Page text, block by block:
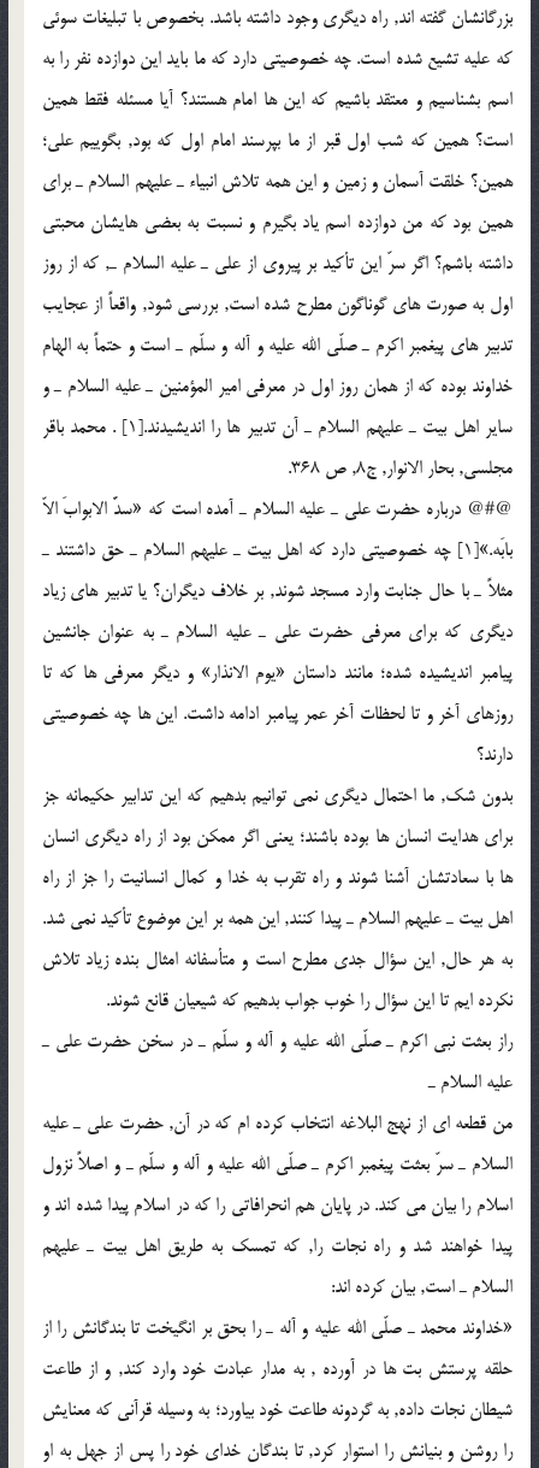
بزرگانشان گفته اند, راه ديگري وجود داشته باشد. بخصوص با تبليغات سوئي
كه عليه تشيع شده است. چه خصوصيتي دارد كه ما بايد اين دوازده نفر را به
اسم بشناسيم و معتقد باشيم كه اين ها امام هستند؟ آيا مسئله فقط همين
است؟ همين كه شب اول قبر از ما بپرسند امام اول كه بود, بگوييم علي؛
همين؟ خلقت آسمان و زمين و اين همه تلاش انبياء ـ عليهم السلام ـ براي
همين بود كه من دوازده اسم ياد بگيرم و نسبت به بعضي هايشان محبتي
داشته باشم؟ اگر سرّ اين تأكيد بر پيروي از علي ـ عليه السلام ـ, كه از روز
اول به صورت هاي گوناگون مطرح شده است, بررسي شود, واقعاً از عجايب
تدبير هاي پيغمبر اكرم ـ صلّي الله عليه و آله و سلّم ـ است و حتماً به الهام
خداوند بوده كه از همان روز اول در معرفي امير المؤمنين ـ عليه السلام ـ و
ساير اهل بيت ـ عليهم السلام ـ آن تدبير ها را انديشيدند.[1] . محمد باقر
مجلسي, بحار الانوار, ج8, ص 368.
@#@ درباره حضرت علي ـ عليه السلام ـ آمده است كه «سدَّ الابوابَ الاّ
بابَه.»[1] چه خصوصيتي دارد كه اهل بيت ـ عليهم السلام ـ حق داشتند ـ
مثلاً ـ با حال جنابت وارد مسجد شوند, بر خلاف ديگران؟ يا تدبير هاي زياد
ديگري كه براي معرفي حضرت علي ـ عليه السلام ـ به عنوان جانشين
پيامبر انديشيده شده؛ مانند داستان «يوم الانذار» و ديگر معرفي ها كه تا
روزهاي آخر و تا لحظات آخر عمر پيامبر ادامه داشت. اين ها چه خصوصيتي
دارند؟
بدون شك, ما احتمال ديگري نمي توانيم بدهيم كه اين تدابير حكيمانه جز
براي هدايت انسان ها بوده باشند؛ يعني اگر ممكن بود از راه ديگري انسان
ها با سعادتشان آشنا شوند و راه تقرب به خدا و كمال انسانيت را جز از راه
اهل بيت ـ عليهم السلام ـ پيدا كنند, اين همه بر اين موضوع تأكيد نمي شد.
به هر حال, اين سؤال جدي مطرح است و متأسفانه امثال بنده زياد تلاش
نكرده ايم تا اين سؤال را خوب جواب بدهيم كه شيعيان قانع شوند.
راز بعثت نبي اكرم ـ صلّي الله عليه و آله و سلّم ـ در سخن حضرت علي ـ
عليه السلام ـ
من قطعه اي از نهج البلاغه انتخاب كرده ام كه در آن, حضرت علي ـ عليه
السلام ـ سرّ بعثت پيغمبر اكرم ـ صلّي الله عليه و آله و سلّم ـ و اصلاً نزول
اسلام را بيان مي كند. در پايان هم انحرافاتي را كه در اسلام پيدا شده اند و
پيدا خواهند شد و راه نجات را, كه تمسك به طريق اهل بيت ـ عليهم
السلام ـ است, بيان كرده اند:
«خداوند محمد ـ صلّي الله عليه و آله ـ را بحق بر انگيخت تا بندگانش را از
حلقه پرستش بت ها در آورده , به مدار عبادت خود وارد كند, و از طاعت
شيطان نجات داده, به گردونه طاعت خود بياورد؛ به وسيله قرآني كه معنايش
را روشن و بنيانش را استوار كرد, تا بندگان خداي خود را پس از جهل به او